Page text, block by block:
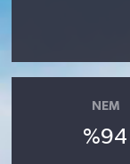
NEM
%94
Sosyal